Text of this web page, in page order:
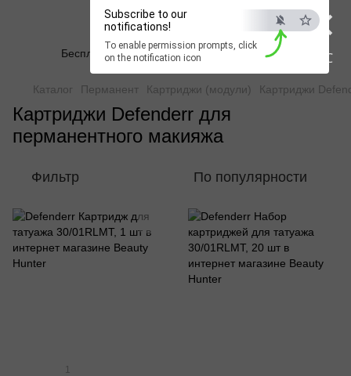
×
ESC
Subscribe to our
notifications!
To enable permission prompts, click
on the notification icon
Beauty Hunter
Бесплатная доставка при заказе от 2500 грн
Каталог Перманент Картриджи (модули) Картриджи
Картриджи Defenderr для
перманентного макияжа
Фильтр По популярности
1